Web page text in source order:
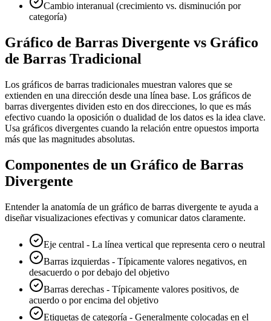
Cambio interanual (crecimiento vs. disminución por
categoría)
Gráfico de Barras Divergente vs Gráfico
de Barras Tradicional
Los gráficos de barras tradicionales muestran valores que se
extienden en una dirección desde una línea base. Los gráficos de
barras divergentes dividen esto en dos direcciones, lo que es más
efectivo cuando la oposición o dualidad de los datos es la idea clave.
Usa gráficos divergentes cuando la relación entre opuestos importa
más que las magnitudes absolutas.
Componentes de un Gráfico de Barras
Divergente
Entender la anatomía de un gráfico de barras divergente te ayuda a
diseñar visualizaciones efectivas y comunicar datos claramente.
Eje central - La línea vertical que representa cero o neutral
Barras izquierdas - Típicamente valores negativos, en
desacuerdo o por debajo del objetivo
Barras derechas - Típicamente valores positivos, de
acuerdo o por encima del objetivo
Etiquetas de categoría - Generalmente colocadas en el